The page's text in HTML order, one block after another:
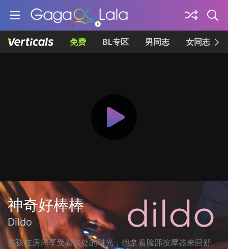
免费 BL专区 男同志 女同志
神奇好棒棒
Dildo
男孩在房间享受着独处的时光，他拿着脸部按摩器来回舒